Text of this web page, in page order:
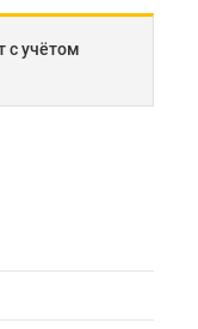
с учётом